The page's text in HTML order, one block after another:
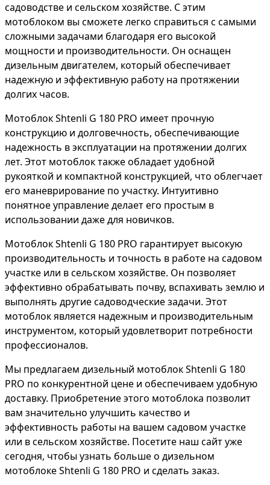
садоводстве и сельском хозяйстве. С этим
мотоблоком вы сможете легко справиться с самыми
сложными задачами благодаря его высокой
мощности и производительности. Он оснащен
дизельным двигателем, который обеспечивает
надежную и эффективную работу на протяжении
долгих часов.
Мотоблок Shtenli G 180 PRO имеет прочную
конструкцию и долговечность, обеспечивающие
надежность в эксплуатации на протяжении долгих
лет. Этот мотоблок также обладает удобной
рукояткой и компактной конструкцией, что облегчает
его маневрирование по участку. Интуитивно
понятное управление делает его простым в
использовании даже для новичков.
Мотоблок Shtenli G 180 PRO гарантирует высокую
производительность и точность в работе на садовом
участке или в сельском хозяйстве. Он позволяет
эффективно обрабатывать почву, вспахивать землю и
выполнять другие садоводческие задачи. Этот
мотоблок является надежным и производительным
инструментом, который удовлетворит потребности
профессионалов.
Мы предлагаем дизельный мотоблок Shtenli G 180
PRO по конкурентной цене и обеспечиваем удобную
доставку. Приобретение этого мотоблока позволит
вам значительно улучшить качество и
эффективность работы на вашем садовом участке
или в сельском хозяйстве. Посетите наш сайт уже
сегодня, чтобы узнать больше о дизельном
мотоблоке Shtenli G 180 PRO и сделать заказ.